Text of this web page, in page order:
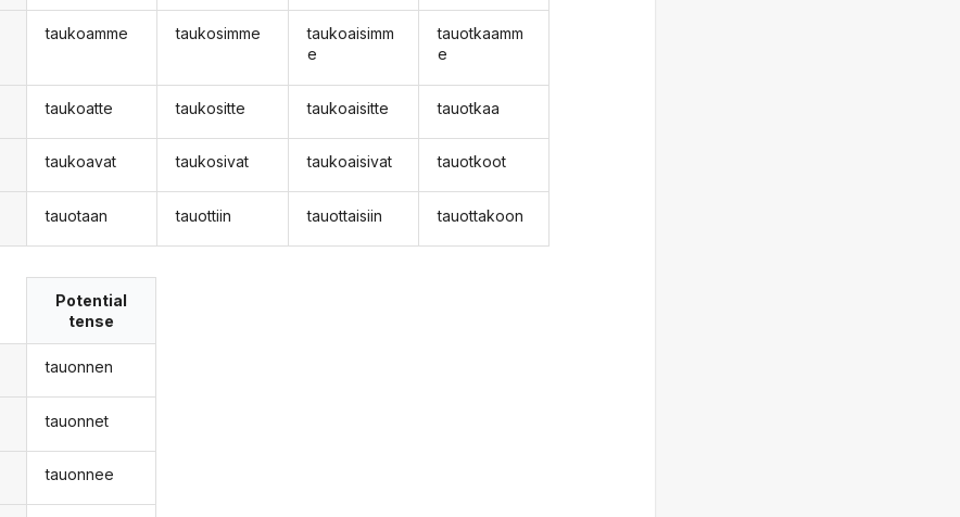
taukoamme
taukoatte
taukoavat
tauotaan
taukosimme
taukositte
taukosivat
tauottiin
taukoaisimm
e
taukoaisitte
taukoaisivat
tauottaisiin
tauotkaamm
e
tauotkaa
tauotkoot
tauottakoon
Potential
tense
tauonnen
tauonnet
tauonnee